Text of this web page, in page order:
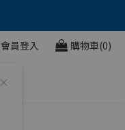
會員登入 購物車(0)